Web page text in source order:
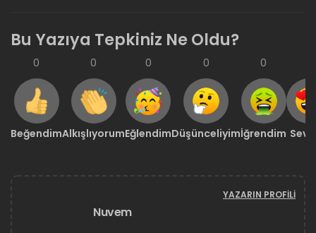
Bu Yazıya Tepkiniz Ne Oldu?
0
Beğendim
0
Alkışlıyorum
0
Eğlendim
0
Düşünceliyim
0
İğrendim
Nuvem
YAZARIN PROFILI